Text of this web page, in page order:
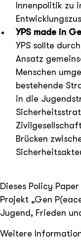
Innenpolitik zu
YPS made in
YPS sollte
Ansatz
Menschen
bestehende
in die
Brücken
Dieses Policy
Projekt „Gen
Jugend, Frieden
Weitere